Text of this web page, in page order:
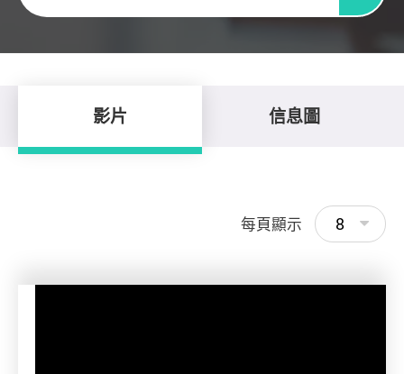
影片 信息圖
每頁顯示 8